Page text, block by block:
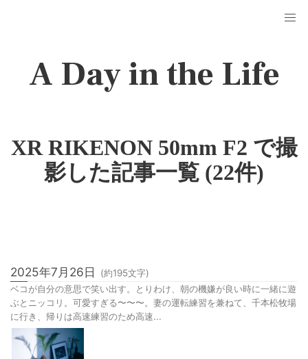
A Day in the Life
XR RIKENON 50mm F2 で撮
影した記事一覧 (22件)
2025年7月26日 (約195文字)
ベコが自分の意思で笑い出す。とりわけ、朝の機嫌が良い時に一緒に遊
ぶとニッコリ。可愛すぎる〜〜〜。妻の運転練習を兼ねて、千本松牧場
に行き、帰りは高速練習のため高速...